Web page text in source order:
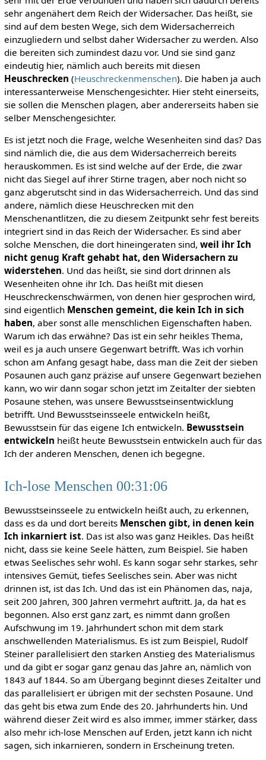
sehr angenähert dem Reich der Widersacher. Das heißt, sie
sind auf dem besten Wege, sich dem Widersacherreich
einzugliedern und selbst daher Widersacher zu werden. Also
die bereiten sich zumindest dazu vor. Und sie sind ganz
eindeutig hier, nämlich auch bereits mit diesen
Heuschrecken (Heuschreckenmenschen). Die haben ja auch
interessanterweise Menschengesichter. Hier steht einerseits,
sie sollen die Menschen plagen, aber andererseits haben sie
selber Menschengesichter.
Es ist jetzt noch die Frage, welche Wesenheiten sind das? Das
sind nämlich die, die aus dem Widersacherreich bereits
herauskommen. Es ist sind welche auf der Erde, die zwar
nicht das Siegel auf ihrer Stirne tragen, aber noch nicht so
ganz abgerutscht sind in das Widersacherreich. Und das sind
andere, nämlich diese Heuschrecken mit den
Menschenantlitzen, die zu diesem Zeitpunkt sehr fest bereits
integriert sind in das Reich der Widersacher. Es sind aber
solche Menschen, die dort hineingeraten sind, weil ihr Ich
nicht genug Kraft gehabt hat, den Widersachern zu
widerstehen. Und das heißt, sie sind dort drinnen als
Wesenheiten ohne ihr Ich. Das heißt mit diesen
Heuschreckenschwärmen, von denen hier gesprochen wird,
sind eigentlich Menschen gemeint, die kein Ich in sich
haben, aber sonst alle menschlichen Eigenschaften haben.
Warum ich das erwähne? Das ist ein sehr heikles Thema,
weil es ja auch unsere Gegenwart betrifft. Was ich vorhin
schon am Anfang gesagt habe, dass man die Zeit der sieben
Posaunen auch ganz präzise auf unsere Gegenwart beziehen
kann, wo wir dann sogar schon jetzt im Zeitalter der siebten
Posaune stehen, was unsere Bewusstseinsentwicklung
betrifft. Und Bewusstseinsseele entwickeln heißt,
Bewusstsein für das eigene Ich entwickeln. Bewusstsein
entwickeln heißt heute Bewusstsein entwickeln auch für das
Ich der anderen Menschen, denen ich begegne.
Ich-lose Menschen 00:31:06
Bewusstseinsseele zu entwickeln heißt auch, zu erkennen,
dass es da und dort bereits Menschen gibt, in denen kein
Ich inkarniert ist. Das ist also was ganz Heikles. Das heißt
nicht, dass sie keine Seele hätten, zum Beispiel. Sie haben
etwas Seelisches sehr wohl. Es kann sogar sehr starkes, sehr
intensives Gemüt, tiefes Seelisches sein. Aber was nicht
drinnen ist, ist das Ich. Und das ist ein Phänomen das, naja,
seit 200 Jahren, 300 Jahren vermehrt auftritt. Ja, da hat es
begonnen. Also erst ganz zart, es nimmt dann großen
Aufschwung im 19. Jahrhundert schon mit dem stark
anschwellenden Materialismus. Es ist zum Beispiel, Rudolf
Steiner parallelisiert den starken Anstieg des Materialismus
und da gibt er sogar ganz genau das Jahre an, nämlich von
1843 auf 1844. So am Übergang beginnt dieses Zeitalter und
das parallelisiert er übrigen mit der sechsten Posaune. Und
das geht bis etwa zum Ende des 20. Jahrhunderts hin. Und
während dieser Zeit wird es also immer, immer stärker, dass
also mehr ich-lose Menschen auf Erden, jetzt kann ich nicht
sagen, sich inkarnieren, sondern in Erscheinung treten.